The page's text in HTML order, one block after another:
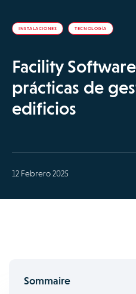
INSTALACIONES TECNOLOGÍA
Facility
prácticas de
edificios
12 Febrero 2025
Sommaire